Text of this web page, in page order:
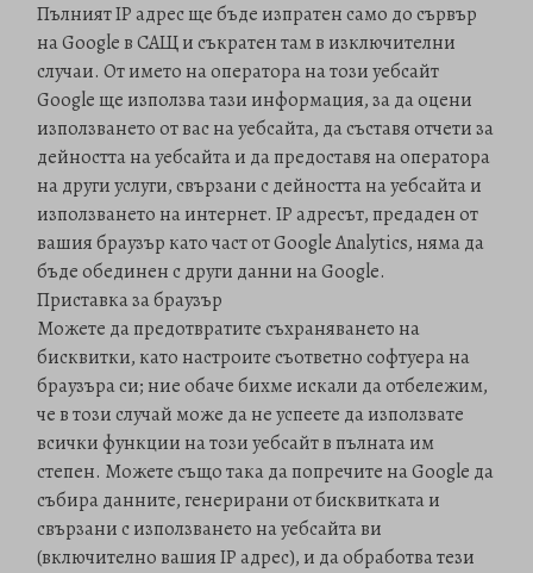
Пълният IP адрес ще бъде изпратен само до сървър
на Google в САЩ и съкратен там в изключителни
случаи. От името на оператора на този уебсайт
Google ще използва тази информация, за да оцени
използването от вас на уебсайта, да съставя отчети за
дейността на уебсайта и да предоставя на оператора
на други услуги, свързани с дейността на уебсайта и
използването на интернет. IP адресът, предаден от
вашия браузър като част от Google Analytics, няма да
бъде обединен с други данни на Google.
Приставка за браузър
Можете да предотвратите съхраняването на
бисквитки, като настроите съответно софтуера на
браузъра си; ние обаче бихме искали да отбележим,
че в този случай може да не успеете да използвате
всички функции на този уебсайт в пълната им
степен. Можете също така да попречите на Google да
събира данните, генерирани от бисквитката и
свързани с използването на уебсайта ви
(включително вашия IP адрес), и да обработва тези